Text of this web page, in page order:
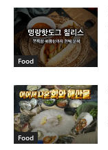
Food
Food